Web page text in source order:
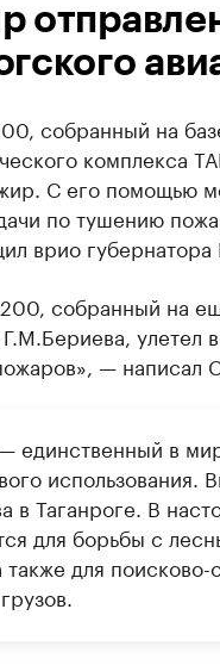
собранный на
комплекса
С его помощью
по тушению
врио
собранный на
улетел
— написал
единственный в
использования.
в Таганроге. В
для борьбы с
для поисково-